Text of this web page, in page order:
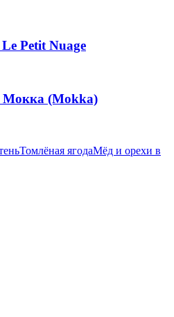
Petit Nuage
Мокка (Mokka)
Томлёная ягодаМёд и орехи в